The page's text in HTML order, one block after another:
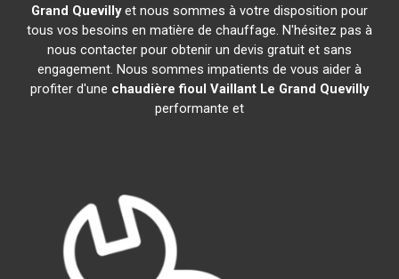
Grand Quevillyet nous sommes à votre disposition pour
tous vos besoins en matière de chauffage. N'hésitez pas à
nous contacter pour obtenir un devis gratuit et sans
engagement. Nous sommes impatients de vous aider à
profiter d'une chaudière fioul Vaillant Le Grand Quevilly
performante et